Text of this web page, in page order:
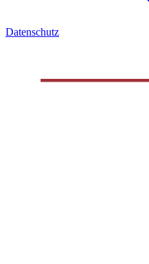
Datenschutz